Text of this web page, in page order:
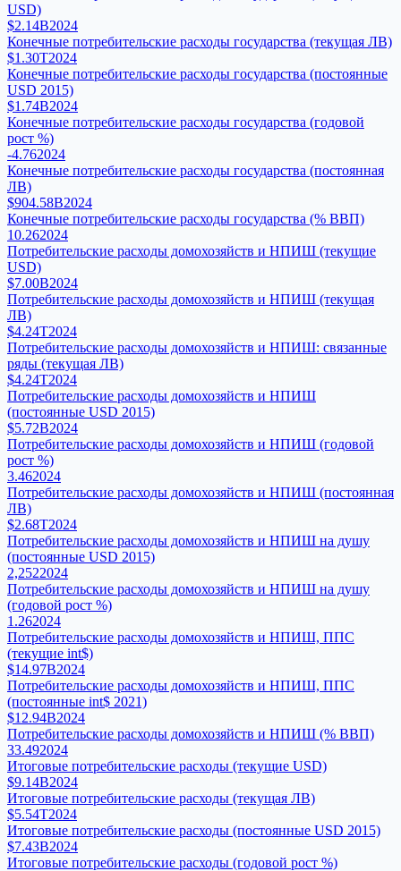
USD)
$2.14B2024
Конечные потребительские расходы государства (текущая ЛВ)
$1.30T2024
Конечные потребительские расходы государства (постоянные
USD 2015)
$1.74B2024
Конечные потребительские расходы государства (годовой
рост %)
-4.762024
Конечные потребительские расходы государства (постоянная
ЛВ)
$904.58B2024
Конечные потребительские расходы государства (% ВВП)
10.262024
Потребительские расходы домохозяйств и НПИШ (текущие
USD)
$7.00B2024
Потребительские расходы домохозяйств и НПИШ (текущая
ЛВ)
$4.24T2024
Потребительские расходы домохозяйств и НПИШ: связанные
ряды (текущая ЛВ)
$4.24T2024
Потребительские расходы домохозяйств и НПИШ
(постоянные USD 2015)
$5.72B2024
Потребительские расходы домохозяйств и НПИШ (годовой
рост %)
3.462024
Потребительские расходы домохозяйств и НПИШ (постоянная
ЛВ)
$2.68T2024
Потребительские расходы домохозяйств и НПИШ на душу
(постоянные USD 2015)
2,2522024
Потребительские расходы домохозяйств и НПИШ на душу
(годовой рост %)
1.262024
Потребительские расходы домохозяйств и НПИШ, ППС
(текущие int$)
$14.97B2024
Потребительские расходы домохозяйств и НПИШ, ППС
(постоянные int$ 2021)
$12.94B2024
Потребительские расходы домохозяйств и НПИШ (% ВВП)
33.492024
Итоговые потребительские расходы (текущие USD)
$9.14B2024
Итоговые потребительские расходы (текущая ЛВ)
$5.54T2024
Итоговые потребительские расходы (постоянные USD 2015)
$7.43B2024
Итоговые потребительские расходы (годовой рост %)